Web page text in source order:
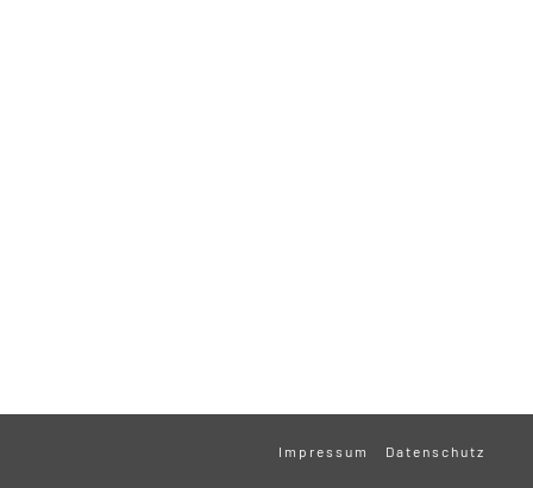
Impressum Datenschutz